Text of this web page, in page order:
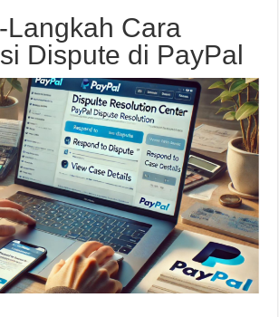
Langkah Cara
Dispute di PayPal